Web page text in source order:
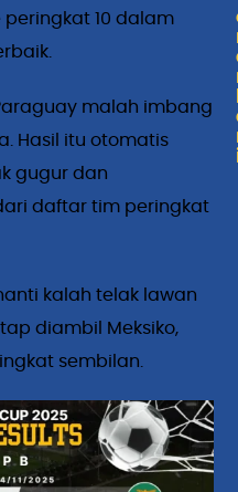
peringkat 10 dalam
malah imbang
Hasil itu otomatis
gugur dan
daftar tim peringkat
kalah telak lawan
diambil Meksiko,
sembilan.